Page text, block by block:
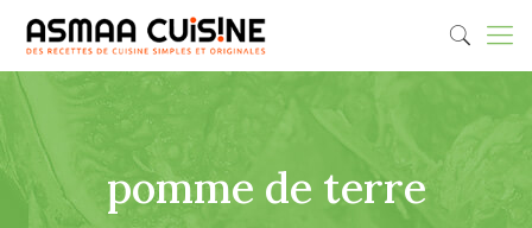
pomme de terre